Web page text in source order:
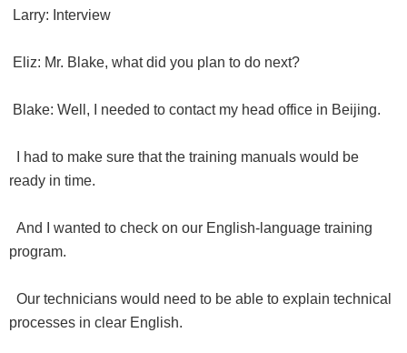
Larry: Interview
Eliz: Mr. Blake, what did you plan to do next?
Blake: Well, I needed to contact my head office in Beijing.
I had to make sure that the training manuals would be
ready in time.
And I wanted to check on our English-language training
program.
Our technicians would need to be able to explain technical
processes in clear English.